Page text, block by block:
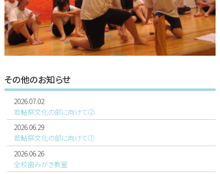
その他のお知らせ
2026.07.02
若鮎祭文化の部に向けて②
2026.06.29
若鮎祭文化の部に向けて①
2026.06.26
全校歯みがき教室